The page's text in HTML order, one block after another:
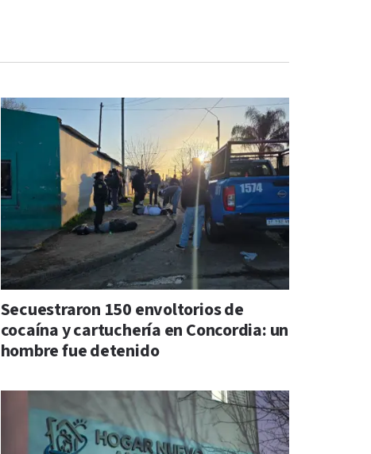
Secuestraron 150 envoltorios de
cocaína y cartuchería en Concordia: un
hombre fue detenido